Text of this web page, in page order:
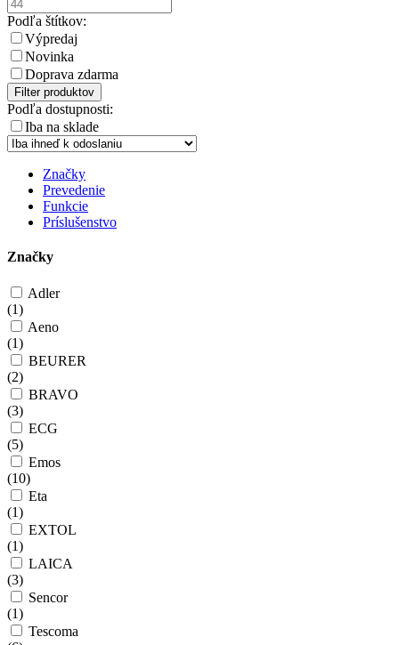
Podľa štítkov:
Výpredaj
Novinka
Doprava zdarma
Filter produktov
Podľa dostupnosti:
Iba na sklade
Značky
Prevedenie
Funkcie
Príslušenstvo
Značky
Adler
(1)
Aeno
(1)
BEURER
(2)
BRAVO
(3)
ECG
(5)
Emos
(10)
Eta
(1)
EXTOL
(1)
LAICA
(3)
Sencor
(1)
Tescoma